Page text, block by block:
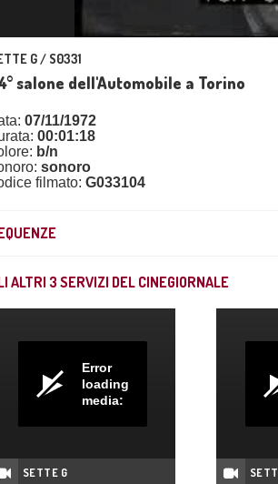
G / S0331
salone dell'Automobile a Torino
07/11/1972
00:01:18
b/n
sonoro
filmato: G033104
ALTRI 3 SERVIZI DEL CINEGIORNALE
Error
loading
media:
SETTE G